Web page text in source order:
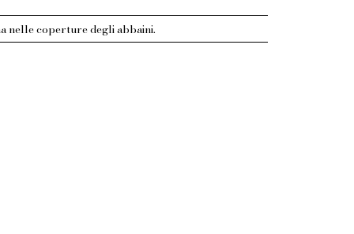
nelle coperture degli abbaini.